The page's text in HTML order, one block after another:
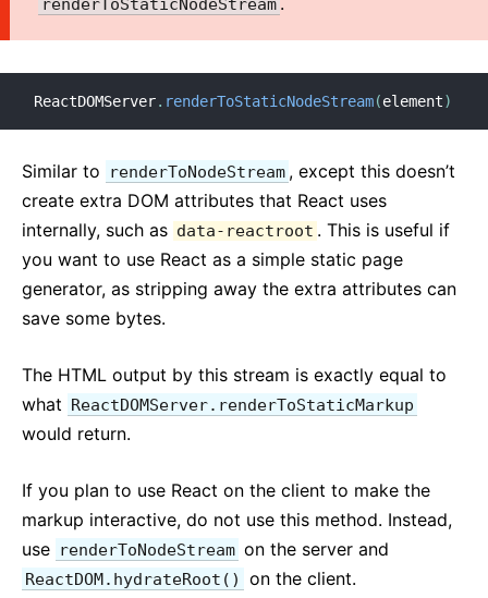
renderToStaticNodeStream
ReactDOMServer. renderToStaticNodeStream(element)
Similar to renderToNodeStream , except this doesn’t
create extra DOM attributes that React uses
internally, such as data-reactroot . This is useful if
you want to use React as a simple static page
generator, as stripping away the extra attributes can
save some bytes.
The HTML output by this stream is exactly equal to
what ReactDOMServer.renderToStaticMarkup
would return.
If you plan to use React on the client to make the
markup interactive, do not use this method. Instead,
use renderToNodeStream on the server and
ReactDOM.hydrateRoot() on the client.